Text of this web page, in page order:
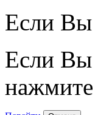
Если Вы
Если Вы
нажмите